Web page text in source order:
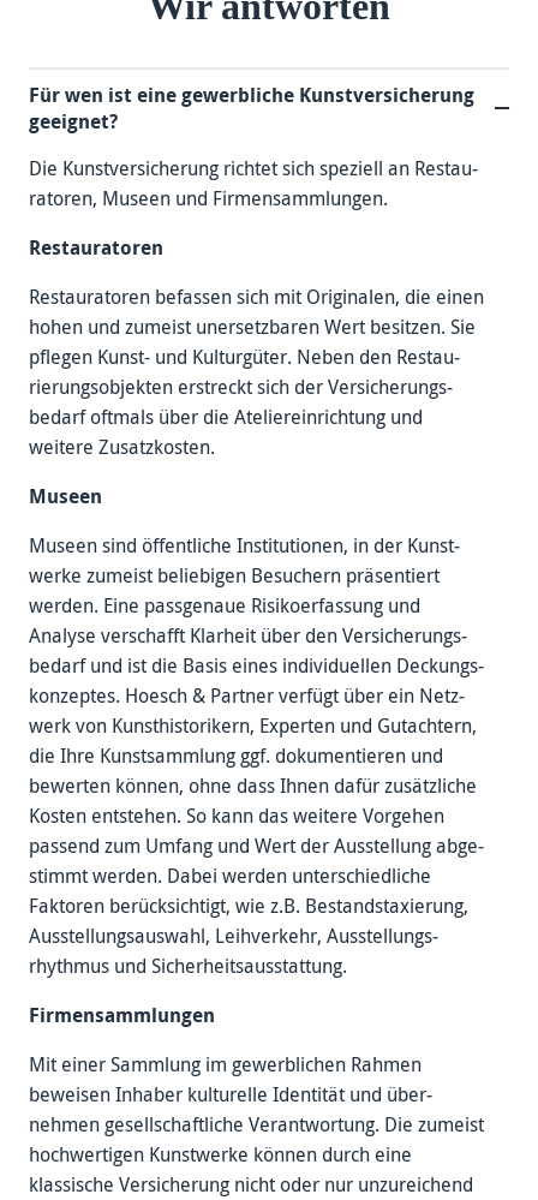
Für wen ist eine gewerb­liche Kunst­versicherung
geeignet?
Die Kunstver­sicherung richtet sich speziell an Restau­
ratoren, Museen und Firmen­sammlungen.
Restauratoren
Restauratoren befassen sich mit Originalen, die einen
hohen und zumeist uner­setz­baren Wert besitzen. Sie
pflegen Kunst- und Kultur­güter. Neben den Restau­
rierungs­objekten erstreckt sich der Ver­sicherungs­
bedarf oft­mals über die Atelier­ein­richtung und
weitere Zusatz­kosten.
Museen
Museen sind öffent­liche Institu­tionen, in der Kunst­
werke zumeist beliebigen Besuchern präsentiert
werden. Eine pass­genaue Risiko­erfassung und
Analyse verschafft Klar­heit über den Ver­sicherungs­
bedarf und ist die Basis eines indivi­duellen Deckungs­
konzeptes. Hoesch & Partner verfügt über ein Netz­
werk von Kunst­historikern, Experten und Gut­achtern,
die Ihre Kunst­sammlung ggf. dokumen­tieren und
bewerten können, ohne dass Ihnen dafür zusätz­liche
Kosten ent­stehen. So kann das weitere Vor­gehen
passend zum Umfang und Wert der Aus­stellung abge­
stimmt werden. Dabei werden unter­schiedliche
Faktoren berück­sichtigt, wie z.B. Bestands­taxierung,
Aus­stellungs­auswahl, Leih­verkehr, Aus­stellungs­
rhythmus und Sicher­heits­ausstattung.
Firmen­sammlungen
Mit einer Sammlung im gewerb­lichen Rahmen
beweisen Inhaber kulturelle Identität und über­
nehmen gesell­schaftliche Verant­wortung. Die zumeist
hoch­wertigen Kunst­werke können durch eine
klassische Ver­sicherung nicht oder nur unzu­reichend